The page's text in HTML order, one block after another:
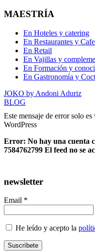
MAESTRÍA
En Hoteles y catering
En Restaurantes y
En Retail
En Vajillas y
En Formación y
En Gastronomía y
JOKO by Andoni Aduriz
BLOG
Este mensaje de error solo
WordPress
Error: No hay una cuenta
7584762799 El feed no se
newsletter
Email *
He leído y acepto la